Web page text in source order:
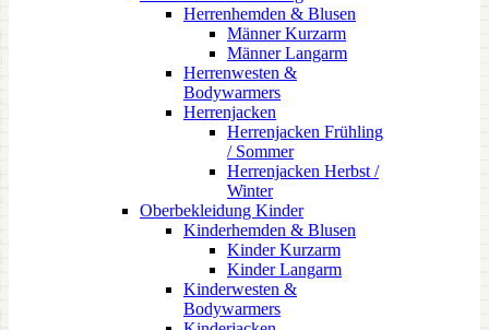
Herrenhemden & Blusen
Männer Kurzarm
Männer Langarm
Herrenwesten &
Bodywarmers
Herrenjacken
Herrenjacken Frühling
/ Sommer
Herrenjacken Herbst /
Winter
Oberbekleidung Kinder
Kinderhemden & Blusen
Kinder Kurzarm
Kinder Langarm
Kinderwesten &
Bodywarmers